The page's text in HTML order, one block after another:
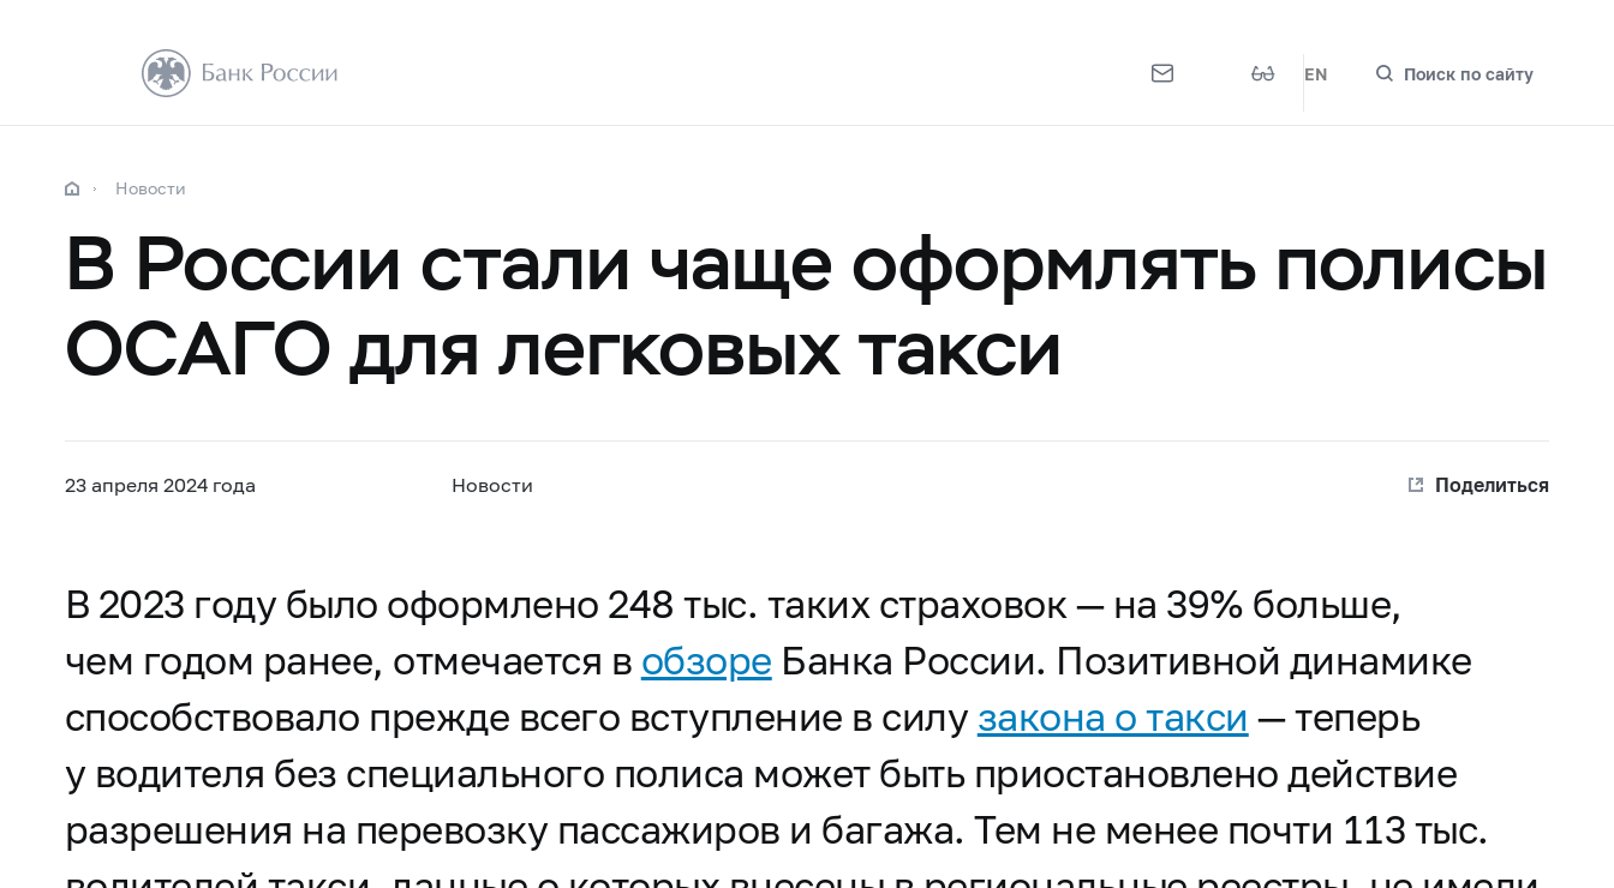
EN Поиск по сайту
Новости
В России стали чаще оформлять полисы
ОСАГО для легковых такси
23 апреля 2024 года Новости Поделиться
В 2023 году было оформлено 248 тыс. таких страховок — на 39% больше,
чем годом ранее, отмечается в обзоре Банка России. Позитивной динамике
способствовало прежде всего вступление в силу закона о такси — теперь
у водителя без специального полиса может быть приостановлено действие
разрешения на перевозку пассажиров и багажа. Тем не менее почти 113 тыс.